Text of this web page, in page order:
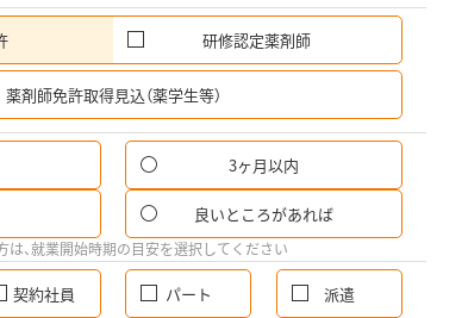
研修認定薬剤師
薬剤師免許取得見込（薬学生等）
3ヶ月以内
良いところがあれば
、就業開始時期の目安を選択してください
契約社員 パート 派遣